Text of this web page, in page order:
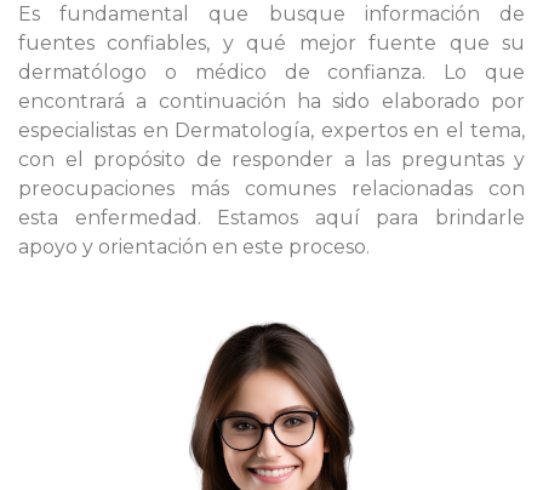
Es fundamental que busque información de
fuentes confiables, y qué mejor fuente que su
dermatólogo o médico de confianza. Lo que
encontrará a continuación ha sido elaborado por
especialistas en Dermatología, expertos en el tema,
con el propósito de responder a las preguntas y
preocupaciones más comunes relacionadas con
esta enfermedad. Estamos aquí para brindarle
apoyo y orientación en este proceso.